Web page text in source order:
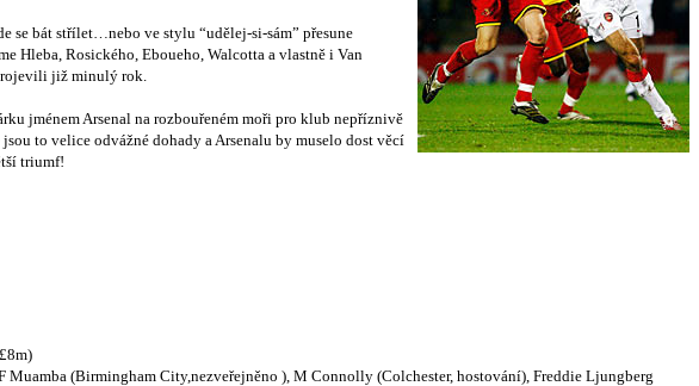
se bát střílet…nebo ve stylu “udělej-si-sám” přesune
Hleba, Rosického, Eboueho, Walcotta a vlastně i Van
již minulý rok.
jménem Arsenal na rozbouřeném moři pro klub nepříznivě
to velice odvážné dohady a Arsenalu by muselo dost věcí
triumf!
(Birmingham City,nezveřejněno ), M Connolly (Colchester, hostování), Freddie Ljungberg